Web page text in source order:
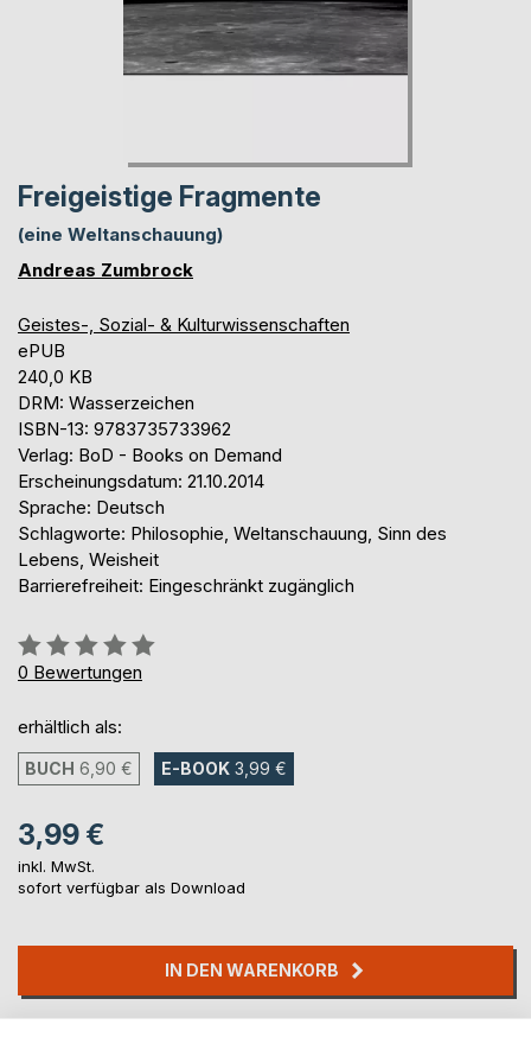
Freigeistige Fragmente
(eine Weltanschauung)
Andreas Zumbrock
Geistes-, Sozial- & Kulturwissenschaften
ePUB
240,0 KB
DRM: Wasserzeichen
ISBN-13: 9783735733962
Verlag: BoD - Books on Demand
Erscheinungsdatum: 21.10.2014
Sprache: Deutsch
Schlagworte: Philosophie, Weltanschauung, Sinn des
Lebens, Weisheit
Barrierefreiheit: Eingeschränkt zugänglich
Bewertung::
0%
0 Bewertungen
erhältlich als:
BUCH 6,90 € E-BOOK 3,99 €
3,99 €
inkl. MwSt.
sofort verfügbar als Download
IN DEN WARENKORB